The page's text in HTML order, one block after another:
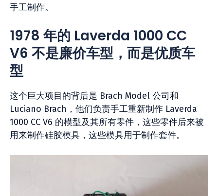
手工制作。
1978 年的 Laverda 1000 CC
V6 不是廉价车型，而是优质车
型
这个巨大项目的背后是 Brach Model 公司和
Luciano Brach，他们负责手工重新制作 Laverda
1000 CC V6 的模型及其所有零件，这些零件后来被
用来制作硅胶模具，这些模具用于制作套件。